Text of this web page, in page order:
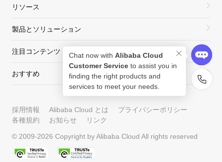
リソース
製品とソリューション
注目コンテンツ
おすすめ
採用情報 Alibaba Cloud とは
プライバシーポリシー
各種規約
お知らせ リンク
© 2009-2026 Copyright by Alibaba Cloud All rights reserved
Chat now with Alibaba Cloud
Customer Service to assist you in
finding the right products and
services to meet your needs.